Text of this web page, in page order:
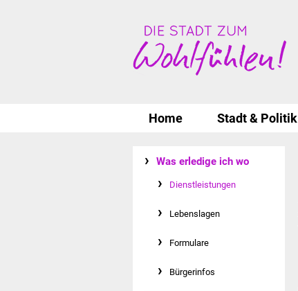
Home Stadt & Politik
Was erledige ich wo
Dienstleistungen
Lebenslagen
Formulare
Bürgerinfos